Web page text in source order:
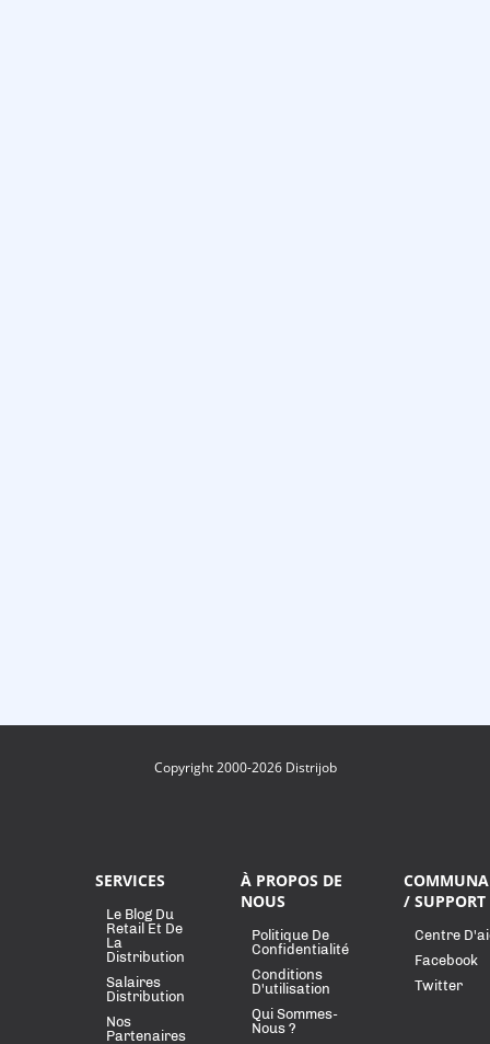
Copyright 2000-2026 Distrijob
SERVICES
Le Blog Du
Retail Et De
La
Distribution
Salaires
Distribution
Nos
Partenaires
À PROPOS DE
NOUS
Politique De
Confidentialité
Conditions
D'utilisation
Qui Sommes-
Nous ?
/ SUPPORT
Centre
Facebook
Twitter